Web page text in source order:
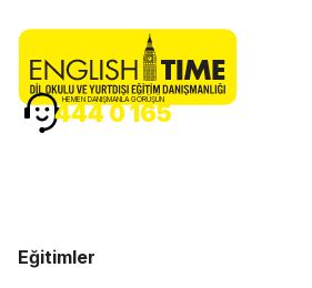
Eğitimler
HEMEN DANIŞMANLA GÖRÜŞÜN
444 0 165